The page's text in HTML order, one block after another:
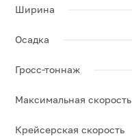
Ширина
Осадка
Гросс-тоннаж
Максимальная скорость
Крейсерская скорость